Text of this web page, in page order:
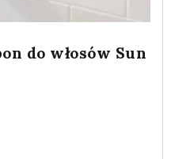
do włosów Sun